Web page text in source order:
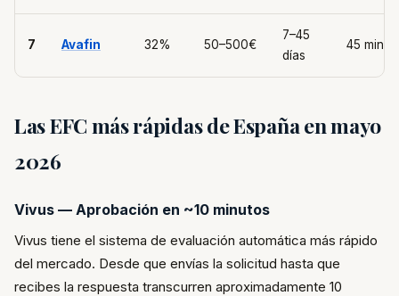
7 Avafin 32% 50–500€
7–45
días
45 min
Las EFC más rápidas de España en mayo
2026
Vivus — Aprobación en ~10 minutos
Vivus tiene el sistema de evaluación automática más rápido
del mercado. Desde que envías la solicitud hasta que
recibes la respuesta transcurren aproximadamente 10